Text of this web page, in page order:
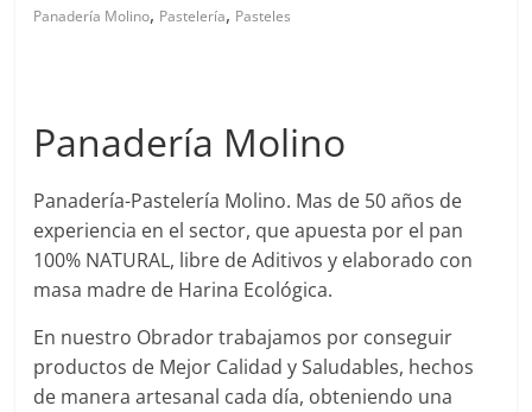
Panadería Molino, Pastelería, Pasteles
Panadería Molino
Panadería-Pastelería Molino. Mas de 50 años de
experiencia en el sector, que apuesta por el pan
100% NATURAL, libre de Aditivos y elaborado con
masa madre de Harina Ecológica.
En nuestro Obrador trabajamos por conseguir
productos de Mejor Calidad y Saludables, hechos
de manera artesanal cada día, obteniendo una